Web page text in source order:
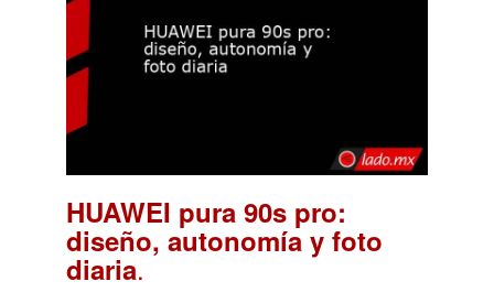
HUAWEI pura 90s pro:
diseño, autonomía y foto
diaria.